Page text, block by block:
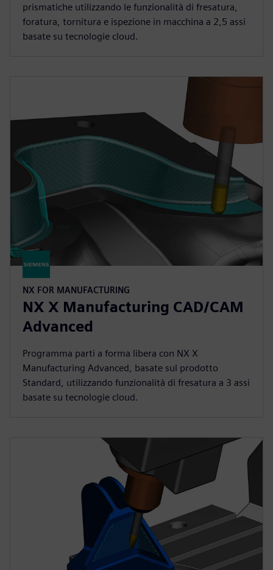
prismatiche utilizzando le funzionalità di fresatura,
foratura, tornitura e ispezione in macchina a 2,5 assi
basate su tecnologie cloud.
NX FOR MANUFACTURING
NX X Manufacturing CAD/CAM
Advanced
Programma parti a forma libera con NX X
Manufacturing Advanced, basate sul prodotto
Standard, utilizzando funzionalità di fresatura a 3 assi
basate su tecnologie cloud.